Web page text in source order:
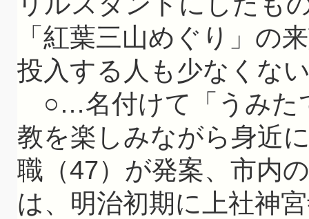
「紅葉三山めぐり」の
投入する人も少なくな
○…名付けて「うみた
教を楽しみながら身近
職（47）が発案、市内
は、明治初期に上社神